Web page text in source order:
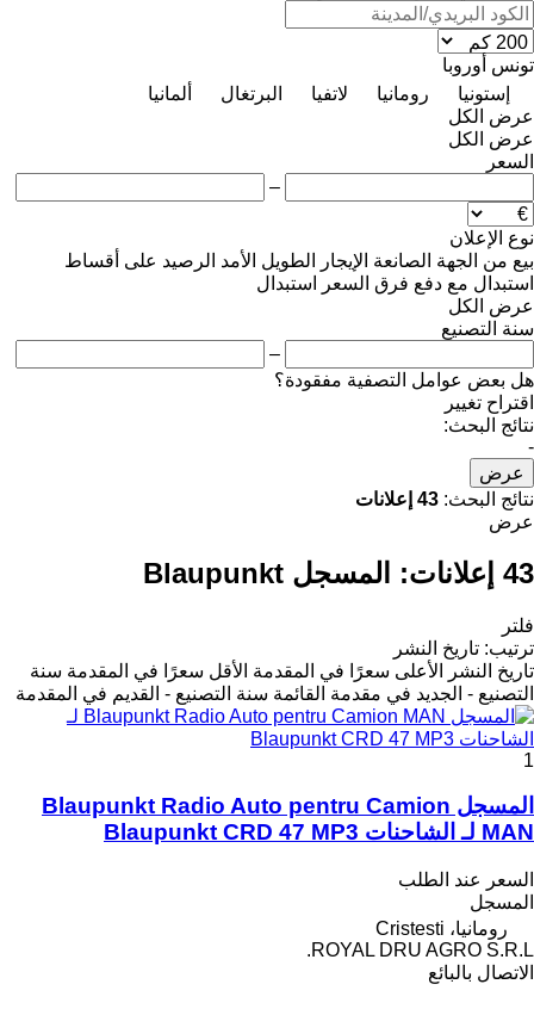
تونس أوروبا
إستونيا
رومانيا لاتفيا البرتغال
ألمانيا
عرض الكل
عرض الكل
السعر
–
نوع الإعلان
بيع من الجهة الصانعة الإيجار الطويل الأمد الرصيد على أقساط
استبدال مع دفع فرق السعر
استبدال
عرض الكل
سنة التصنيع
–
هل بعض عوامل التصفية مفقودة؟
اقتراح تغيير
نتائج البحث:
-
عرض
نتائج البحث: 43 إعلانات
عرض
43 إعلانات: المسجل Blaupunkt
فلتر
ترتيب: تاريخ النشر
تاريخ النشر
الأعلى سعرًا في المقدمة الأقل سعرًا في المقدمة سنة
التصنيع - الجديد في مقدمة القائمة سنة التصنيع - القديم في المقدمة
1
المسجل Blaupunkt Radio Auto pentru Camion
MAN لـ الشاحنات Blaupunkt CRD 47 MP3
السعر عند الطلب
المسجل
رومانيا، Cristesti
ROYAL DRU AGRO S.R.L.
الاتصال بالبائع